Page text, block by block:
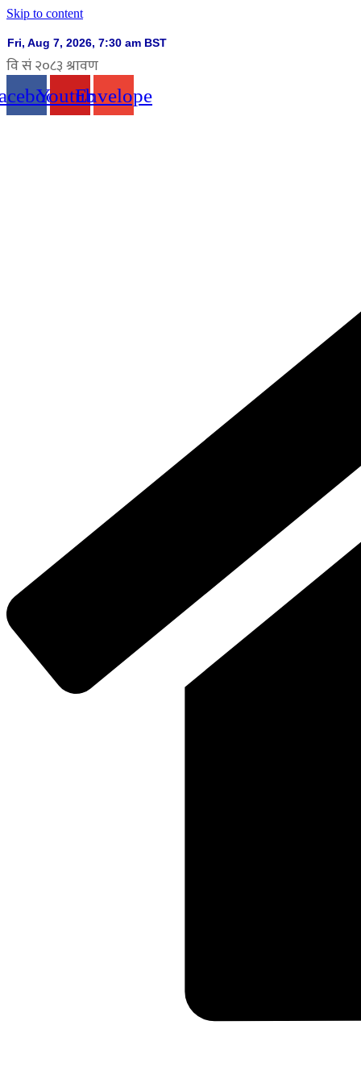
Skip to content
YoutubeEnvelope